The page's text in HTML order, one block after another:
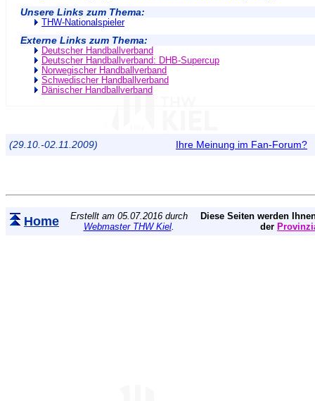
Unsere Links zum Thema:
THW-Nationalspieler
Externe Links zum Thema:
Deutscher Handballverband
Deutscher Handballverband: DHB-Supercup
Norwegischer Handballverband
Schwedischer Handballverband
Dänischer Handballverband
(29.10.-02.11.2009) Ihre Meinung im Fan-Forum?
Home
Erstellt am 05.07.2016 durch
Webmaster THW Kiel.
Diese Seiten werden
der